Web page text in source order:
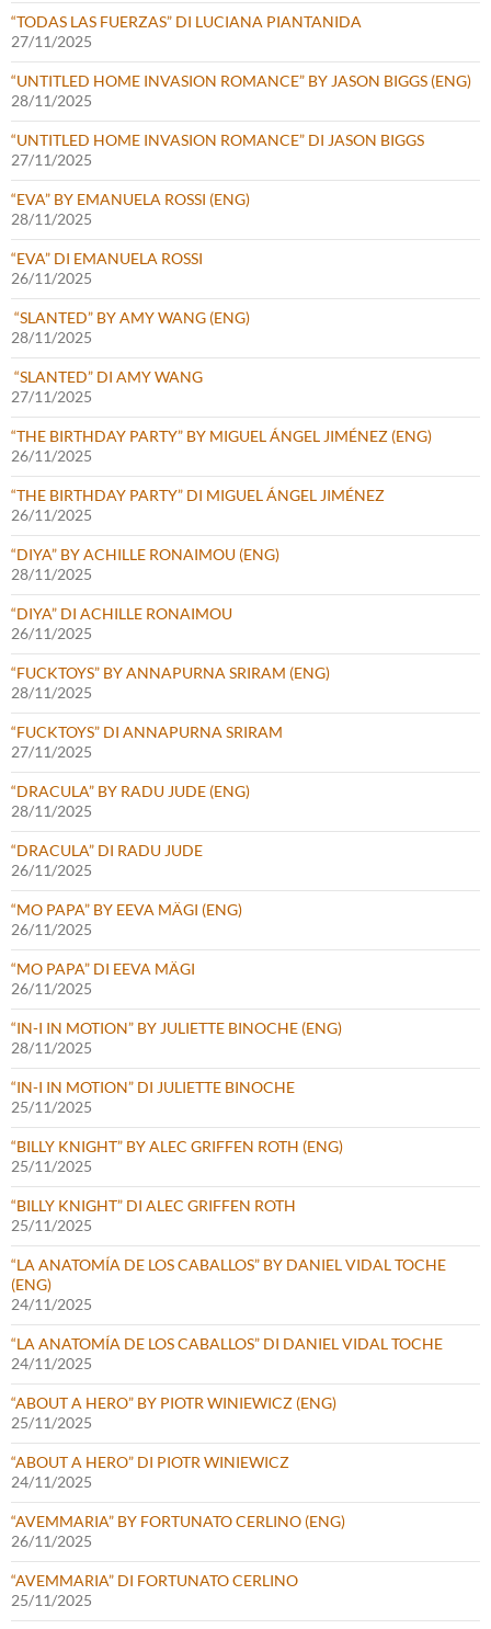
“TODAS LAS FUERZAS” DI LUCIANA PIANTANIDA
27/11/2025
“UNTITLED HOME INVASION ROMANCE” BY JASON BIGGS (ENG)
28/11/2025
“UNTITLED HOME INVASION ROMANCE” DI JASON BIGGS
27/11/2025
“EVA” BY EMANUELA ROSSI (ENG)
28/11/2025
“EVA” DI EMANUELA ROSSI
26/11/2025
“SLANTED” BY AMY WANG (ENG)
28/11/2025
“SLANTED” DI AMY WANG
27/11/2025
“THE BIRTHDAY PARTY” BY MIGUEL ÁNGEL JIMÉNEZ (ENG)
26/11/2025
“THE BIRTHDAY PARTY” DI MIGUEL ÁNGEL JIMÉNEZ
26/11/2025
“DIYA” BY ACHILLE RONAIMOU (ENG)
28/11/2025
“DIYA” DI ACHILLE RONAIMOU
26/11/2025
“FUCKTOYS” BY ANNAPURNA SRIRAM (ENG)
28/11/2025
“FUCKTOYS” DI ANNAPURNA SRIRAM
27/11/2025
“DRACULA” BY RADU JUDE (ENG)
28/11/2025
“DRACULA” DI RADU JUDE
26/11/2025
“MO PAPA” BY EEVA MÄGI (ENG)
26/11/2025
“MO PAPA” DI EEVA MÄGI
26/11/2025
“IN-I IN MOTION” BY JULIETTE BINOCHE (ENG)
28/11/2025
“IN-I IN MOTION” DI JULIETTE BINOCHE
25/11/2025
“BILLY KNIGHT” BY ALEC GRIFFEN ROTH (ENG)
25/11/2025
“BILLY KNIGHT” DI ALEC GRIFFEN ROTH
25/11/2025
“LA ANATOMÍA DE LOS CABALLOS” BY DANIEL VIDAL TOCHE
(ENG)
24/11/2025
“LA ANATOMÍA DE LOS CABALLOS” DI DANIEL VIDAL TOCHE
24/11/2025
“ABOUT A HERO” BY PIOTR WINIEWICZ (ENG)
25/11/2025
“ABOUT A HERO” DI PIOTR WINIEWICZ
24/11/2025
“AVEMMARIA” BY FORTUNATO CERLINO (ENG)
26/11/2025
“AVEMMARIA” DI FORTUNATO CERLINO
25/11/2025